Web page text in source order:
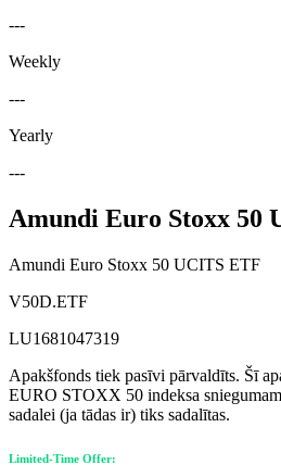
---
Weekly
---
Yearly
---
Amundi Euro Stoxx 50
Amundi Euro Stoxx 50 UCITS ETF
V50D.ETF
LU1681047319
Apakšfonds tiek pasīvi pārvaldīts. Šī
EURO STOXX 50 indeksa
sadalei (ja tādas ir) tiks sadalītas.
Limited-Time Offer: